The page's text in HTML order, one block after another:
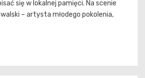
się w lokalnej pamięci. Na scenie
– artysta młodego pokolenia,